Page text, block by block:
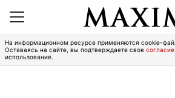
На информационном ресурсе применяются cookie-
Оставаясь на сайте, вы подтверждаете свое согласие
использование.